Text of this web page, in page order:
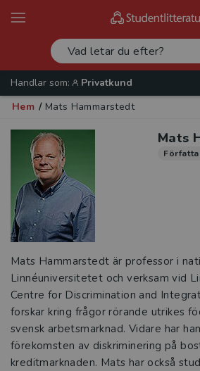
Handlar som:
Privatkund
Hem / Mats Hammarstedt
Mats
Mats Hammarstedt är professor i
Linnéuniversitetet och verksam vid
Centre for Discrimination and
forskar kring frågor rörande utrikes
svensk arbetsmarknad. Vidare har
förekomsten av diskriminering på
kreditmarknaden. Mats har också